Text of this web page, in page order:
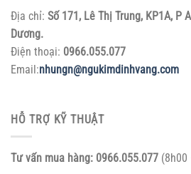
Địa chỉ: Số 171, Lê Thị Trung, KP1A, P
Dương.
Điện thoại: 0966.055.077
Email:nhungn@ngukimdinhvang.com
HỖ TRỢ KỸ THUẬT
Tư vấn mua hàng: 0966.055.077 (8h00